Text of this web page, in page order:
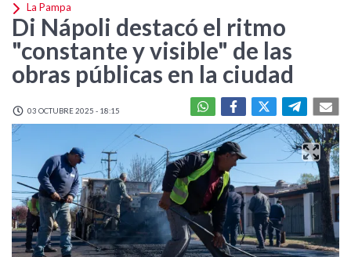
La Pampa
Di Nápoli destacó el ritmo
"constante y visible" de las
obras públicas en la ciudad
03 OCTUBRE 2025 - 18:15